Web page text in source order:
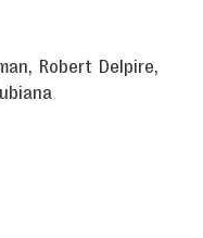
, Robert Delpire,